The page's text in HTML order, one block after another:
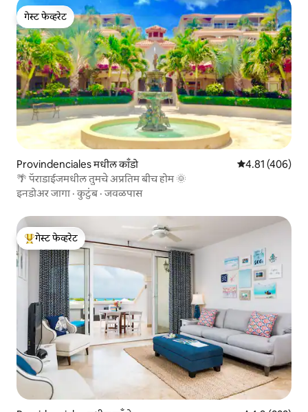
गेस्ट फेव्हरेट
गेस्ट फेव्हरेट
Provindenciales मधील काँडो 5 पैकी 4.81
4.81 (406)
🌴 पॅराडाईजमधील तुमचे अप्रतिम बीच होम 🌞
इनडोअर जागा ·कुटुंब·जवळपास
टॉप गेस्ट फेव्हरेट
गेस्ट फेव्हरेट